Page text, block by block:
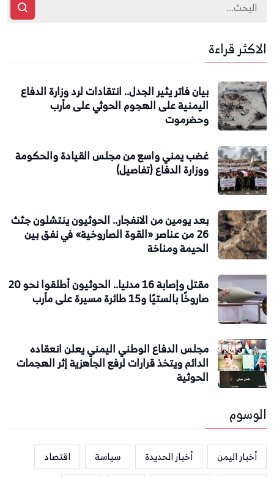
الاكثر قراءة
بيان فاتر يثير الجدل.. انتقادات لرد وزارة الدفاع
اليمنية على الهجوم الحوثي على مأرب
وحضرموت
غضب يمني واسع من مجلس القيادة والحكومة
ووزارة الدفاع (تفاصيل)
بعد يومين من الانفجار.. الحوثيون ينتشلون جثث
26 من عناصر «القوة الصاروخية» في نفق بين
الحيمة ومناخة
مقتل وإصابة 16 مدنيا.. الحوثيون أطلقوا نحو 20
صاروخًا بالستيًا و15 طائرة مسيرة على مأرب
مجلس الدفاع الوطني اليمني يعلن انعقاده
الدائم ويتخذ قرارات لرفع الجاهزية إثر الهجمات
الحوثية
الوسوم
أخبار اليمن أخبار الحديدة سياسة
اقتصاد